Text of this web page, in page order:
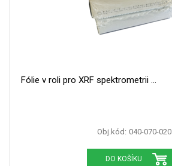
Fólie v roli pro XRF spektrometrii
Obj.kód: 040-070-020
DO KOŠÍKU